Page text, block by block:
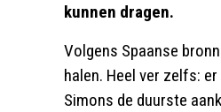
kunnen dragen.
Volgens Spaanse
halen. Heel ver zelfs:
Simons de duurste